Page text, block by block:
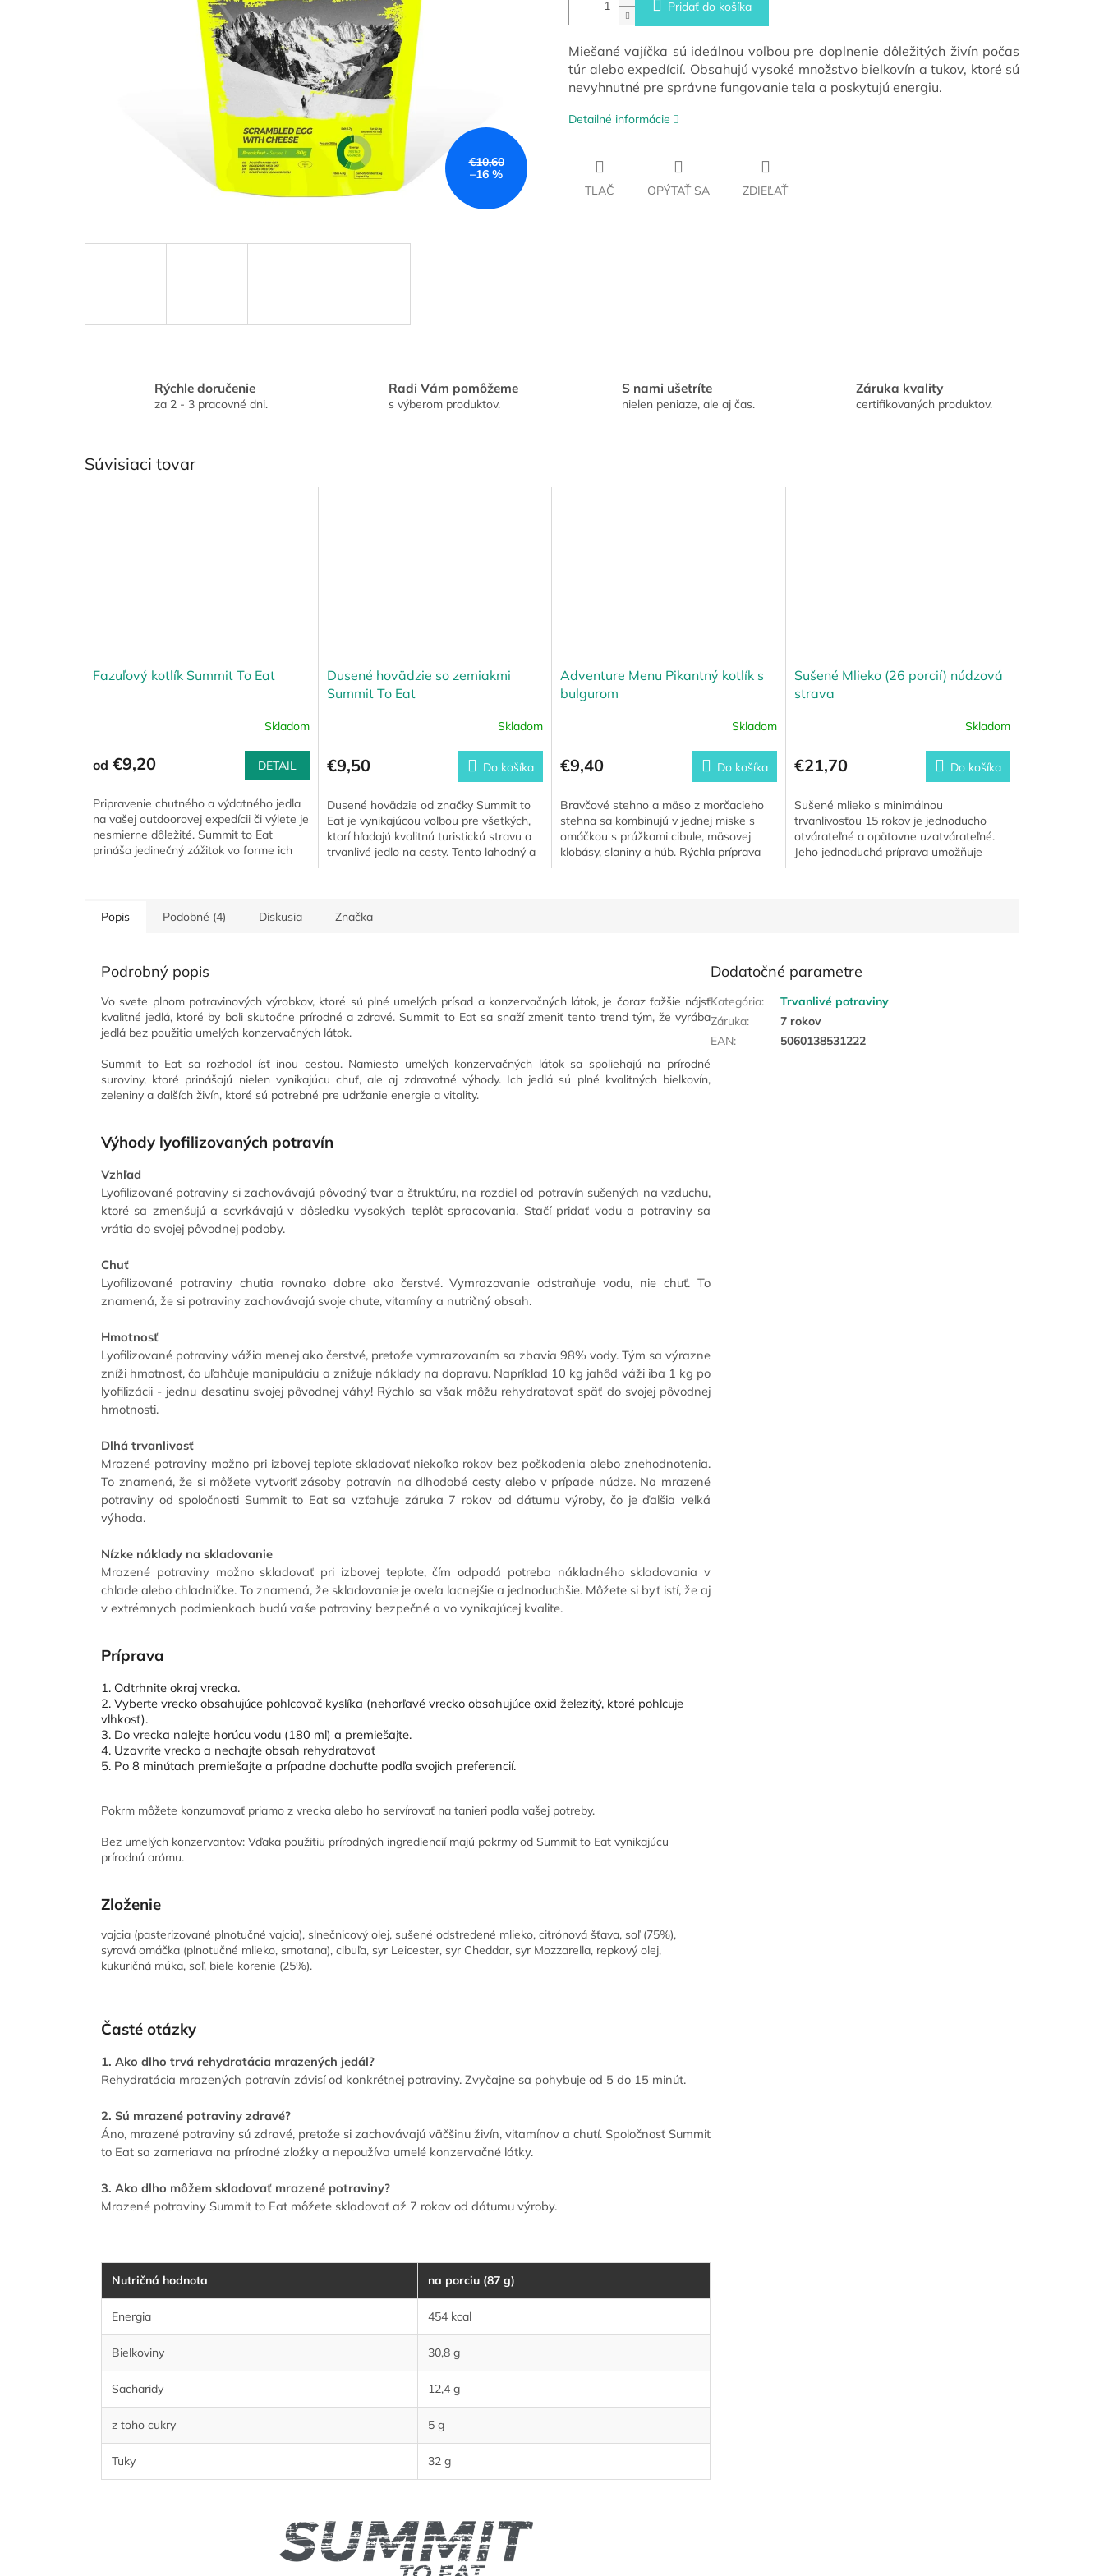
€10,60
–16 %
Pridať do košíka
Miešané vajíčka sú ideálnou voľbou pre doplnenie dôležitých živín počas
túr alebo expedícií. Obsahujú vysoké množstvo bielkovín a tukov, ktoré sú
nevyhnutné pre správne fungovanie tela a poskytujú energiu.
Detailné informácie
TLAČ OPÝTAŤ SA ZDIEĽAŤ
Rýchle doručenie
za 2 - 3 pracovné dni.
Radi Vám pomôžeme
s výberom produktov.
S nami ušetríte
nielen peniaze, ale aj čas.
Záruka kvality
certifikovaných produktov.
Súvisiaci tovar
Fazuľový kotlík Summit To Eat
Skladom
od €9,20 DETAIL
Pripravenie chutného a výdatného jedla
na vašej outdoorovej expedícii či výlete je
nesmierne dôležité. Summit to Eat
prináša jedinečný zážitok vo forme ich
Dusené hovädzie so zemiakmi
Summit To Eat
Skladom
€9,50 Do košíka
Dusené hovädzie od značky Summit to
Eat je vynikajúcou voľbou pre všetkých,
ktorí hľadajú kvalitnú turistickú stravu a
trvanlivé jedlo na cesty. Tento lahodný a
Adventure Menu Pikantný kotlík s
bulgurom
Skladom
€9,40 Do košíka
Bravčové stehno a mäso z morčacieho
stehna sa kombinujú v jednej miske s
omáčkou s prúžkami cibule, mäsovej
klobásy, slaniny a húb. Rýchla príprava
Sušené Mlieko (26 porcií) núdzová
strava
Skladom
€21,70 Do košíka
Sušené mlieko s minimálnou
trvanlivosťou 15 rokov je jednoducho
otvárateľné a opätovne uzatvárateľné.
Jeho jednoduchá príprava umožňuje
Popis Podobné (4) Diskusia Značka
Podrobný popis
Vo svete plnom potravinových výrobkov, ktoré sú plné umelých prísad a konzervačných látok, je čoraz ťažšie nájsť
kvalitné jedlá, ktoré by boli skutočne prírodné a zdravé. Summit to Eat sa snaží zmeniť tento trend tým, že vyrába
jedlá bez použitia umelých konzervačných látok.
Summit to Eat sa rozhodol ísť inou cestou. Namiesto umelých konzervačných látok sa spoliehajú na prírodné
suroviny, ktoré prinášajú nielen vynikajúcu chuť, ale aj zdravotné výhody. Ich jedlá sú plné kvalitných bielkovín,
zeleniny a ďalších živín, ktoré sú potrebné pre udržanie energie a vitality.
Výhody lyofilizovaných potravín
Vzhľad
Lyofilizované potraviny si zachovávajú pôvodný tvar a štruktúru, na rozdiel od potravín sušených na vzduchu,
ktoré sa zmenšujú a scvrkávajú v dôsledku vysokých teplôt spracovania. Stačí pridať vodu a potraviny sa
vrátia do svojej pôvodnej podoby.
Chuť
Lyofilizované potraviny chutia rovnako dobre ako čerstvé. Vymrazovanie odstraňuje vodu, nie chuť. To
znamená, že si potraviny zachovávajú svoje chute, vitamíny a nutričný obsah.
Hmotnosť
Lyofilizované potraviny vážia menej ako čerstvé, pretože vymrazovaním sa zbavia 98% vody. Tým sa výrazne
zníži hmotnosť, čo uľahčuje manipuláciu a znižuje náklady na dopravu. Napríklad 10 kg jahôd váži iba 1 kg po
lyofilizácii - jednu desatinu svojej pôvodnej váhy! Rýchlo sa však môžu rehydratovať späť do svojej pôvodnej
hmotnosti.
Dlhá trvanlivosť
Mrazené potraviny možno pri izbovej teplote skladovať niekoľko rokov bez poškodenia alebo znehodnotenia.
To znamená, že si môžete vytvoriť zásoby potravín na dlhodobé cesty alebo v prípade núdze. Na mrazené
potraviny od spoločnosti Summit to Eat sa vzťahuje záruka 7 rokov od dátumu výroby, čo je ďalšia veľká
výhoda.
Nízke náklady na skladovanie
Mrazené potraviny možno skladovať pri izbovej teplote, čím odpadá potreba nákladného skladovania v
chlade alebo chladničke. To znamená, že skladovanie je oveľa lacnejšie a jednoduchšie. Môžete si byť istí, že aj
v extrémnych podmienkach budú vaše potraviny bezpečné a vo vynikajúcej kvalite.
Príprava
1. Odtrhnite okraj vrecka.
2. Vyberte vrecko obsahujúce pohlcovač kyslíka (nehorľavé vrecko obsahujúce oxid železitý, ktoré pohlcuje
vlhkosť).
3. Do vrecka nalejte horúcu vodu (180 ml) a premiešajte.
4. Uzavrite vrecko a nechajte obsah rehydratovať
5. Po 8 minútach premiešajte a prípadne dochuťte podľa svojich preferencií.
Pokrm môžete konzumovať priamo z vrecka alebo ho servírovať na tanieri podľa vašej potreby.
Bez umelých konzervantov: Vďaka použitiu prírodných ingrediencií majú pokrmy od Summit to Eat vynikajúcu
prírodnú arómu.
Zloženie
vajcia (pasterizované plnotučné vajcia), slnečnicový olej, sušené odstredené mlieko, citrónová šťava, soľ (75%),
syrová omáčka (plnotučné mlieko, smotana), cibuľa, syr Leicester, syr Cheddar, syr Mozzarella, repkový olej,
kukuričná múka, soľ, biele korenie (25%).
Časté otázky
1. Ako dlho trvá rehydratácia mrazených jedál?
Rehydratácia mrazených potravín závisí od konkrétnej potraviny. Zvyčajne sa pohybuje od 5 do 15 minút.
2. Sú mrazené potraviny zdravé?
Áno, mrazené potraviny sú zdravé, pretože si zachovávajú väčšinu živín, vitamínov a chutí. Spoločnosť Summit
to Eat sa zameriava na prírodné zložky a nepoužíva umelé konzervačné látky.
3. Ako dlho môžem skladovať mrazené potraviny?
Mrazené potraviny Summit to Eat môžete skladovať až 7 rokov od dátumu výroby.
Nutričná hodnota na porciu (87 g)
Energia 454 kcal
Bielkoviny 30,8 g
Sacharidy 12,4 g
z toho cukry 5 g
Tuky 32 g
Dodatočné parametre
Kategória:
Trvanlivé potraviny
Záruka:
7 rokov
EAN: 5060138531222